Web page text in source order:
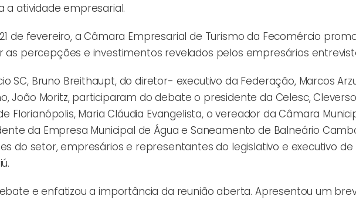
atividade empresarial.
de fevereiro, a Câmara Empresarial de Turismo da Fecomércio
percepções e investimentos revelados pelos empresários
SC, Bruno Breithaupt, do diretor- executivo da Federação, Marcos
João Moritz, participaram do debate o presidente da Celesc,
Florianópolis, Maria Cláudia Evangelista, o vereador da Câmara
da Empresa Municipal de Água e Saneamento de Balneário
do setor, empresários e representantes do legislativo e executivo de
e enfatizou a importância da reunião aberta. Apresentou um